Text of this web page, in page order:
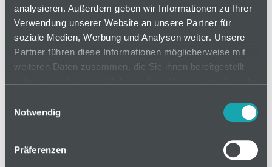
analysieren. Außerdem geben wir Informationen zu Ihrer
Verwendung unserer Website an unsere Partner für
soziale Medien, Werbung und Analysen weiter. Unsere
Partner führen diese Informationen möglicherweise mit
weiteren Daten zusammen, die Sie ihnen bereitgestellt
Notwendig
Präferenzen
Mindestbestellmenge: 1
In den Warenkorb